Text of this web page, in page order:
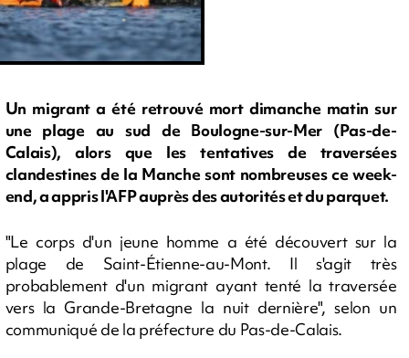
Un migrant a été retrouvé mort dimanche matin sur
une plage au sud de Boulogne-sur-Mer (Pas-de-
Calais), alors que les tentatives de traversées
clandestines de la Manche sont nombreuses ce week-
end, a appris l'AFP auprès des autorités et du parquet.
"Le corps d'un jeune homme a été découvert sur la
plage de Saint-Étienne-au-Mont. Il s'agit très
probablement d'un migrant ayant tenté la traversée
vers la Grande-Bretagne la nuit dernière", selon un
communiqué de la préfecture du Pas-de-Calais.